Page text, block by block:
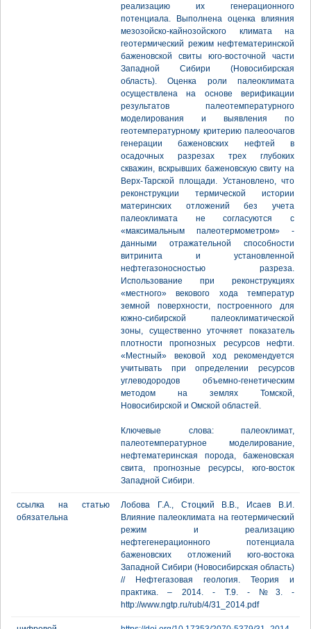
реализацию их генерационного
потенциала. Выполнена оценка влияния
мезозойско-кайнозойского климата на
геотермический режим нефтематеринской
баженовской свиты юго-восточной части
Западной Сибири (Новосибирская
область). Оценка роли палеоклимата
осуществлена на основе верификации
результатов палеотемпературного
моделирования и выявления по
геотемпературному критерию палеоочагов
генерации баженовских нефтей в
осадочных разрезах трех глубоких
скважин, вскрывших баженовскую свиту на
Верх-Тарской площади. Установлено, что
реконструкции термической истории
материнских отложений без учета
палеоклимата не согласуются с
«максимальным палеотермометром» -
данными отражательной способности
витринита и установленной
нефтегазоносностью разреза.
Использование при реконструкциях
«местного» векового хода температур
земной поверхности, построенного для
южно-сибирской палеоклиматической
зоны, существенно уточняет показатель
плотности прогнозных ресурсов нефти.
«Местный» вековой ход рекомендуется
учитывать при определении ресурсов
углеводородов объемно-генетическим
методом на землях Томской,
Новосибирской и Омской областей.
Ключевые слова: палеоклимат,
палеотемпературное моделирование,
нефтематеринская порода, баженовская
свита, прогнозные ресурсы, юго-восток
Западной Сибири.
ссылка на статью
обязательна
Лобова Г.А., Стоцкий В.В., Исаев В.И.
Влияние палеоклимата на геотермический
режим и реализацию
нефтегенерационного потенциала
баженовских отложений юго-востока
Западной Сибири (Новосибирская область)
// Нефтегазовая геология. Теория и
практика. – 2014. - Т.9. - №3. -
http://www.ngtp.ru/rub/4/31_2014.pdf